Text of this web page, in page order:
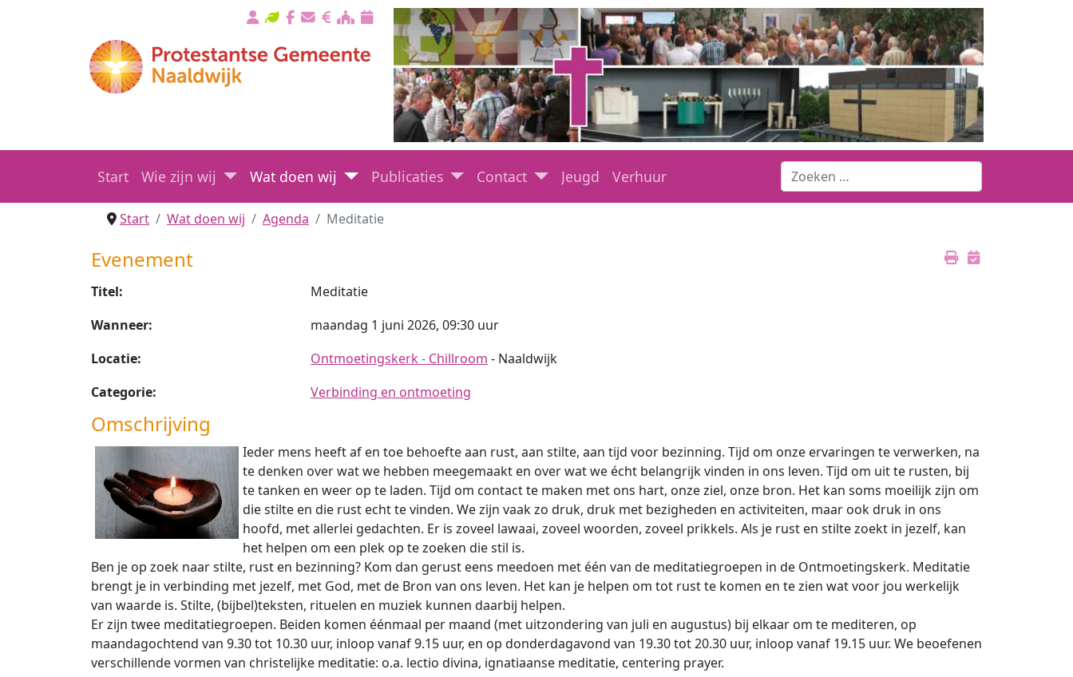
Start Wie zijn wij Wat doen wij Publicaties Contact Jeugd Verhuur
Start Wat doen wij Agenda Meditatie
Evenement
Titel:
Meditatie
Wanneer:
maandag 1 juni 2026, 09:30 uur
Locatie:
Ontmoetingskerk - Chillroom - Naaldwijk
Categorie:
Verbinding en ontmoeting
Omschrijving
Ieder mens heeft af en toe behoefte aan rust, aan stilte, aan tijd voor bezinning. Tijd om onze ervaringen te verwerken, na
te denken over wat we hebben meegemaakt en over wat we écht belangrijk vinden in ons leven. Tijd om uit te rusten, bij
te tanken en weer op te laden. Tijd om contact te maken met ons hart, onze ziel, onze bron. Het kan soms moeilijk zijn om
die stilte en die rust echt te vinden. We zijn vaak zo druk, druk met bezigheden en activiteiten, maar ook druk in ons
hoofd, met allerlei gedachten. Er is zoveel lawaai, zoveel woorden, zoveel prikkels. Als je rust en stilte zoekt in jezelf, kan
het helpen om een plek op te zoeken die stil is.
Ben je op zoek naar stilte, rust en bezinning? Kom dan gerust eens meedoen met één van de meditatiegroepen in de Ontmoetingskerk. Meditatie
brengt je in verbinding met jezelf, met God, met de Bron van ons leven. Het kan je helpen om tot rust te komen en te zien wat voor jou werkelijk
van waarde is. Stilte, (bijbel)teksten, rituelen en muziek kunnen daarbij helpen.
Er zijn twee meditatiegroepen. Beiden komen éénmaal per maand (met uitzondering van juli en augustus) bij elkaar om te mediteren, op
maandagochtend van 9.30 tot 10.30 uur, inloop vanaf 9.15 uur, en op donderdagavond van 19.30 tot 20.30 uur, inloop vanaf 19.15 uur. We beoefenen
verschillende vormen van christelijke meditatie: o.a. lectio divina, ignatiaanse meditatie, centering prayer.